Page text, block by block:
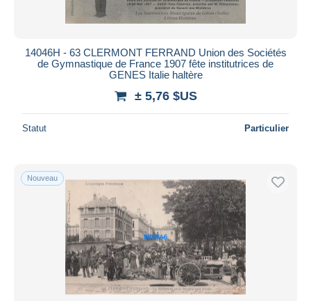
14046H - 63 CLERMONT FERRAND Union des Sociétés
de Gymnastique de France 1907 fête institutrices de
GENES Italie haltère
± 5,76 $US
Statut Particulier
Nouveau